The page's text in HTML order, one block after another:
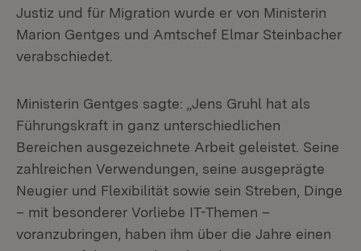
Justiz und für Migration wurde er von Ministerin
Marion Gentges und Amtschef Elmar Steinbacher
verabschiedet.
Ministerin Gentges sagte: „Jens Gruhl hat als
Führungskraft in ganz unterschiedlichen
Bereichen ausgezeichnete Arbeit geleistet. Seine
zahlreichen Verwendungen, seine ausgeprägte
Neugier und Flexibilität sowie sein Streben, Dinge
– mit besonderer Vorliebe IT-Themen –
voranzubringen, haben ihm über die Jahre einen